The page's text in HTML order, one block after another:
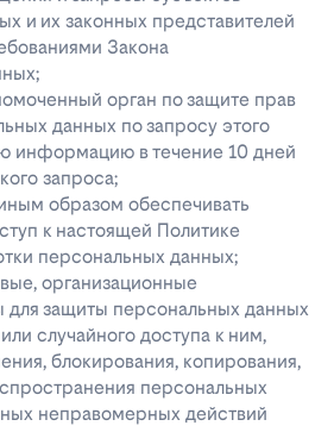
и их законных представителей
Закона
орган по защите прав
данных по запросу этого
информацию в течение 10 дней
запроса;
образом обеспечивать
к настоящей Политике
персональных данных;
организационные
для защиты персональных данных
случайного доступа к ним,
блокирования, копирования,
персональных
неправомерных действий